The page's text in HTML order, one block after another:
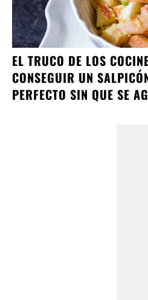
EL TRUCO DE LOS
CONSEGUIR UN
PERFECTO SIN QUE SE